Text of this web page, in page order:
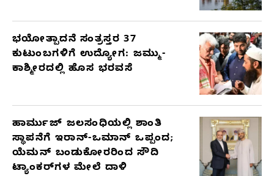
ಭಯೋತ್ಪಾದನೆ ಸಂತ್ರಸ್ತರ 37
ಕುಟುಂಬಗಳಿಗೆ ಉದ್ಯೋಗ: ಜಮ್ಮು-
ಕಾಶ್ಮೀರದಲ್ಲಿ ಹೊಸ ಭರವಸೆ
ಹಾರ್ಮುಜ್ ಜಲಸಂಧಿಯಲ್ಲಿ ಶಾಂತಿ
ಸ್ಥಾಪನೆಗೆ ಇರಾನ್-ಒಮಾನ್ ಒಪ್ಪಂದ;
ಯೆಮನ್ ಬಂಡುಕೋರರಿಂದ ಸೌದಿ
ಟ್ಯಾಂಕರ್‌ಗಳ ಮೇಲೆ ದಾಳಿ